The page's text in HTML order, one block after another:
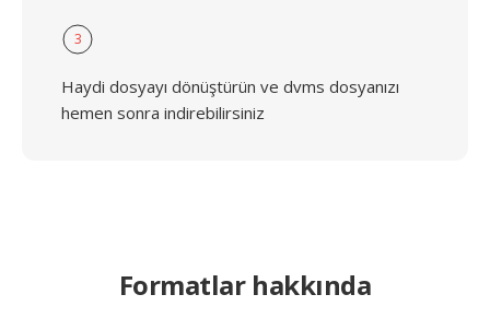
3
Haydi dosyayı dönüştürün ve dvms dosyanızı
hemen sonra indirebilirsiniz
Formatlar hakkında